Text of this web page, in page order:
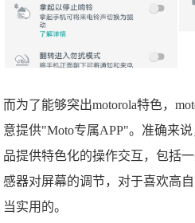
而为了能够突出motorola特色，
意提供"Moto专属APP"。准确来
品提供特色化的操作交互，包括
感器对屏幕的调节，对于喜欢高
当实用的。